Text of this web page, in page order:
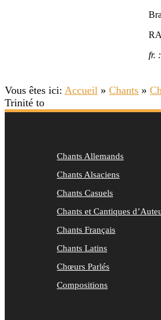
RA deest,
fr. :
LP
Vous êtes ici: Accueil » Chants »
Trinité to
Chants Allemands
Chants Alsaciens
Chants Casuels
Chants et Cantiques
Chants Français
Chants Latins
Chœurs Parlés
Compositions